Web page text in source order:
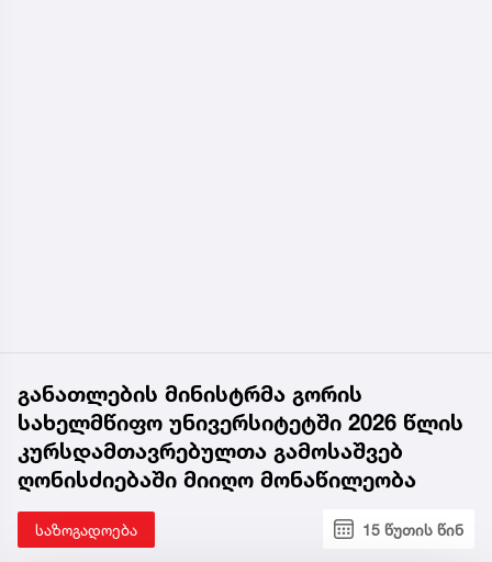
განათლების მინისტრმა გორის
სახელმწიფო უნივერსიტეტში 2026 წლის
კურსდამთავრებულთა გამოსაშვებ
ღონისძიებაში მიიღო მონაწილეობა
საზოგადოება 15 წუთის წინ